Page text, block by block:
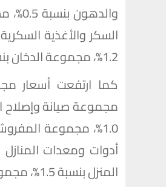
1.2%، مجموعة الدخان بنسبة 0.2%.
المنزل بنسبة 1.5%، مجموعة خدمات مرضى العيادات الخارجية بنسبة 0.7%.